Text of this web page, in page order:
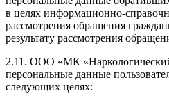
в целях информационно-
рассмотрения обращения
результату рассмотрения
2.11. ООО «МК
персональные данные
следующих целях: